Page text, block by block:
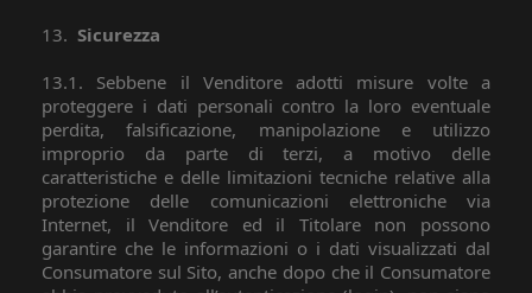
13. Sicurezza
13.1. Sebbene il Venditore adotti misure volte a
proteggere i dati personali contro la loro eventuale
perdita, falsificazione, manipolazione e utilizzo
improprio da parte di terzi, a motivo delle
caratteristiche e delle limitazioni tecniche relative alla
protezione delle comunicazioni elettroniche via
Internet, il Venditore ed il Titolare non possono
garantire che le informazioni o i dati visualizzati dal
Consumatore sul Sito, anche dopo che il Consumatore